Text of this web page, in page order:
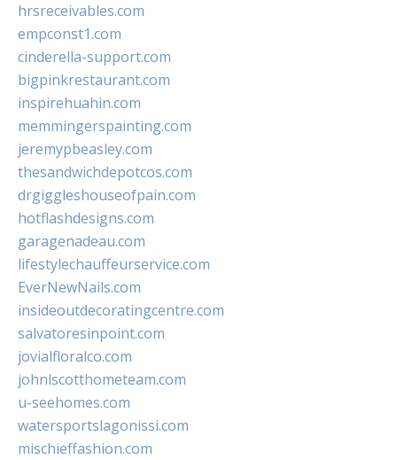
hrsreceivables.com
empconst1.com
cinderella-support.com
bigpinkrestaurant.com
inspirehuahin.com
memmingerspainting.com
jeremypbeasley.com
thesandwichdepotcos.com
drgiggleshouseofpain.com
hotflashdesigns.com
garagenadeau.com
lifestylechauffeurservice.com
EverNewNails.com
insideoutdecoratingcentre.com
salvatoresinpoint.com
jovialfloralco.com
johnlscotthometeam.com
u-seehomes.com
watersportslagonissi.com
mischieffashion.com